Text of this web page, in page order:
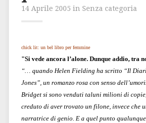
14 Aprile 2005 in Senza categoria
chick lit: un bel libro per femmine
"Si vede ancora l’alone. Dunque addio, tra
“… quando Helen Fielding ha scritto “Il
Jones”, un romanzo rosa con senso
Bridget si sono venduti taluni milioni di
creduto di aver trovato un filone, invece che
narratrice di genio. E a quel punto